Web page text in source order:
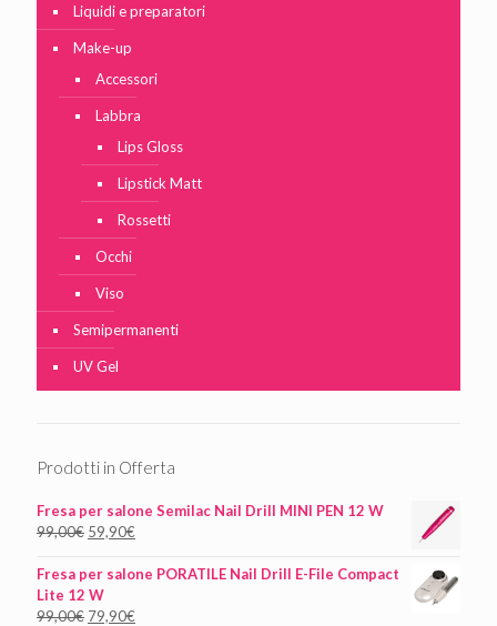
Liquidi e preparatori
Make-up
Accessori
Labbra
Lips Gloss
Lipstick Matt
Rossetti
Occhi
Viso
Semipermanenti
UV Gel
Prodotti in Offerta
Fresa per salone Semilac Nail Drill MINI PEN 12 W
99,00€ 59,90€
Fresa per salone PORATILE Nail Drill E-File Compact
Lite 12 W
99,00€ 79,90€